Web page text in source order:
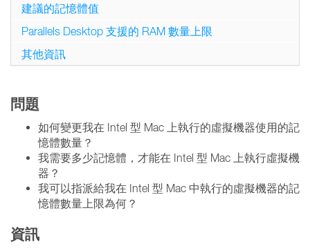
問題
如何變更我在 Intel 型 Mac 上執行的虛擬機器使用的記
憶體數量？
我需要多少記憶體，才能在 Intel 型 Mac 上執行虛擬機
器？
我可以指派給我在 Intel 型 Mac 中執行的虛擬機器的記
憶體數量上限為何？
資訊
建議的記憶體值
Parallels Desktop 支援的 RAM 數量上限
其他資訊